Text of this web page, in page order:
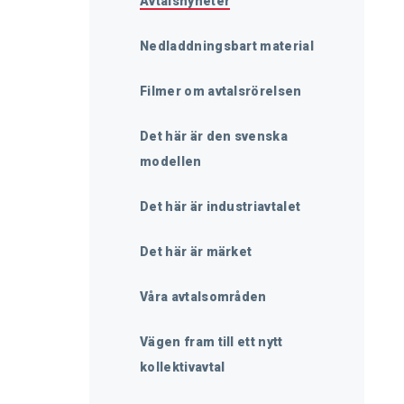
Nedladdningsbart material
Filmer om avtalsrörelsen
Det här är den svenska
modellen
Det här är industriavtalet
Det här är märket
Våra avtalsområden
Vägen fram till ett nytt
kollektivavtal